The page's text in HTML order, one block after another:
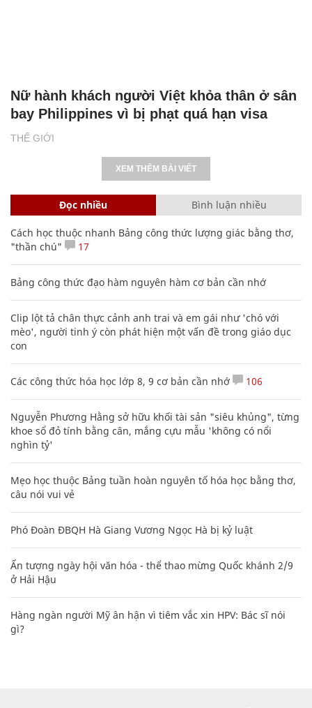
THẾ GIỚI
Nữ hành khách người Việt khỏa thân ở sân
bay Philippines vì bị phạt quá hạn visa
XEM THÊM BÀI VIẾT
Đọc nhiều Bình luận nhiều
Cách học thuộc nhanh Bảng công thức lượng giác bằng thơ,
"thần chú"
17
Bảng công thức đạo hàm nguyên hàm cơ bản cần nhớ
Clip lột tả chân thực cảnh anh trai và em gái như 'chó với
mèo', người tinh ý còn phát hiện một vấn đề trong giáo dục
con
Các công thức hóa học lớp 8, 9 cơ bản cần nhớ 106
Nguyễn Phương Hằng sở hữu khối tài sản "siêu khủng", từng
khoe sổ đỏ tính bằng cân, mắng cựu mẫu 'không có nổi
nghìn tỷ'
Mẹo học thuộc Bảng tuần hoàn nguyên tố hóa học bằng thơ,
câu nói vui vẻ
Phó Đoàn ĐBQH Hà Giang Vương Ngọc Hà bị kỷ luật
Ấn tượng ngày hội văn hóa - thể thao mừng Quốc khánh 2/9
ở Hải Hậu
Hàng ngàn người Mỹ ân hận vì tiêm vắc xin HPV: Bác sĩ nói
gì?